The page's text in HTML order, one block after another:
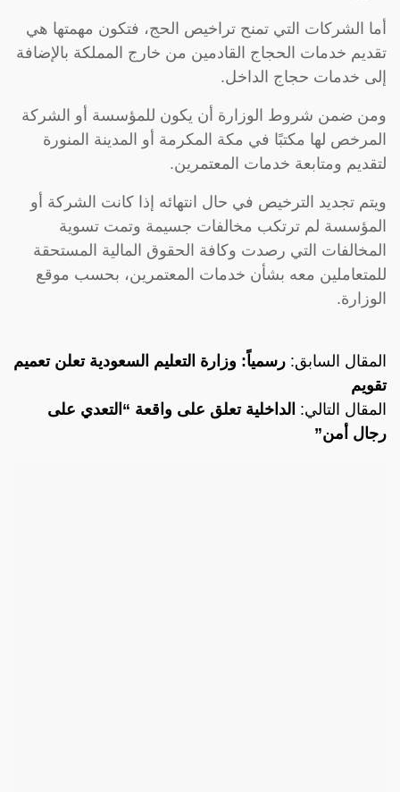
أما الشركات التي تمنح تراخيص الحج، فتكون مهمتها هي
تقديم خدمات الحجاج القادمين من خارج المملكة بالإضافة
إلى خدمات حجاج الداخل.
ومن ضمن شروط الوزارة أن يكون للمؤسسة أو الشركة
المرخص لها مكتبًا في مكة المكرمة أو المدينة المنورة
لتقديم ومتابعة خدمات المعتمرين.
ويتم تجديد الترخيص في حال انتهائه إذا كانت الشركة أو
المؤسسة لم ترتكب مخالفات جسيمة وتمت تسوية
المخالفات التي رصدت وكافة الحقوق المالية المستحقة
للمتعاملين معه بشأن خدمات المعتمرين، بحسب موقع
الوزارة.
المقال السابق: رسمياً: وزارة التعليم السعودية تعلن تعميم
تقويم
المقال التالي: الداخلية تعلق على واقعة “التعدي على
رجال أمن”